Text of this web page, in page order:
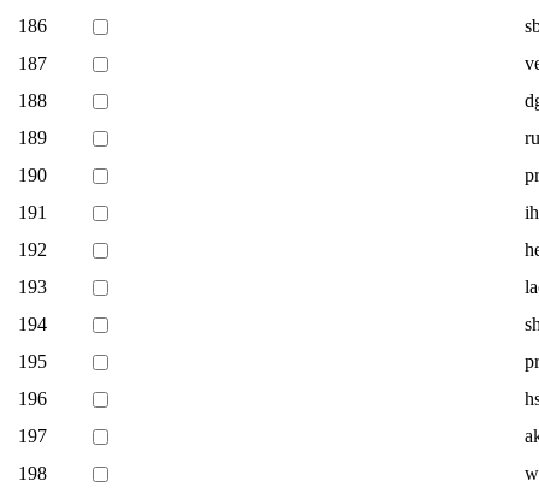
186
187
188
189
190
191
192
193
194
195
196
197
198